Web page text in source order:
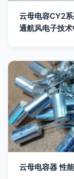
云母电容CY2
通航风电子技
云母电容器 性